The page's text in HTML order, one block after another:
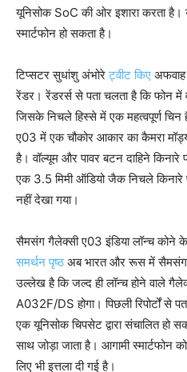
यूनिसोक SoC की ओर इशारा करता
स्मार्टफोन हो सकता है।
टिप्सटर सुधांशु अंभोरेट्वीट किए
रेंडर। रेंडरर्स से पता चलता है कि फोन में
जिसके निचले हिस्से में एक महत्वपूर्ण
ए03 में एक चौकोर आकार का कैमरा
है। वॉल्यूम और पावर बटन दाहिने
एक 3.5 मिमी ऑडियो जैक निचले
नहीं देखा गया।
सैमसंग गैलेक्सी ए03 इंडिया लॉन्च कोने
समर्थन पृष्ठ अब भारत और रूस में सैमसंग
उल्लेख है कि जल्द ही लॉन्च होने वाले
A032F/DS होगा। पिछली रिपोर्टों से
एक यूनिसोक चिपसेट द्वारा संचालित
साथ जोड़ा जाता है। आगामी
लिए भी इत्तला दी गई है।